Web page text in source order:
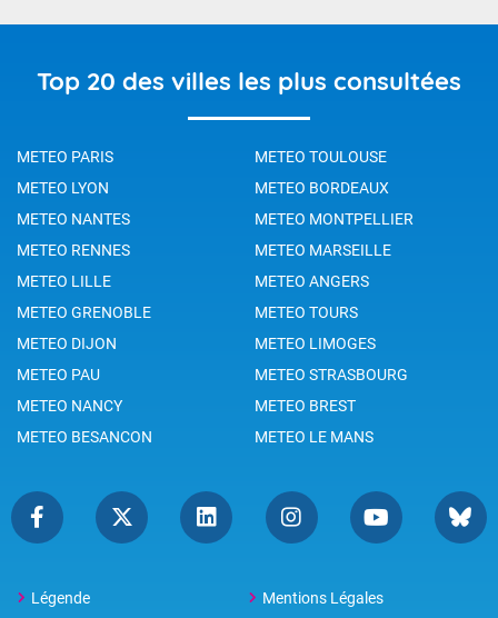
Top 20 des villes les plus consultées
METEO PARIS
METEO TOULOUSE
METEO LYON
METEO BORDEAUX
METEO NANTES
METEO MONTPELLIER
METEO RENNES
METEO MARSEILLE
METEO LILLE
METEO ANGERS
METEO GRENOBLE
METEO TOURS
METEO DIJON
METEO LIMOGES
METEO PAU
METEO STRASBOURG
METEO NANCY
METEO BREST
METEO BESANCON
METEO LE MANS
Légende
Mentions Légales